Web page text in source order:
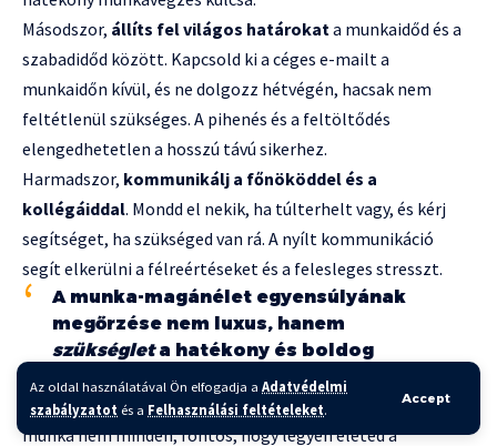
Az oldal használatával Ön elfogadja a Adatvédelmi
szabályzatot és a Felhasználási feltételeket.
Accept
Másodszor, állíts fel világos határokata munkaidőd és a
szabadidőd között. Kapcsold ki a céges e-mailt a
munkaidőn kívül, és ne dolgozz hétvégén, hacsak nem
feltétlenül szükséges. A pihenés és a feltöltődés
elengedhetetlen a hosszú távú sikerhez.
Harmadszor, kommunikálj a főnököddel és a
kollégáiddal. Mondd el nekik, ha túlterhelt vagy, és kérj
segítséget, ha szükséged van rá. A nyílt kommunikáció
segít elkerülni a félreértéseket és a felesleges stresszt.
A munka-magánélet egyensúlyának
megőrzése nem luxus, hanem
szükségleta hatékony és boldog
munkavégzéshez.
Negyedszer, szánj időt a hobbijaidra és a szeretteidre. A
munka nem minden, fontos, hogy legyen életed a